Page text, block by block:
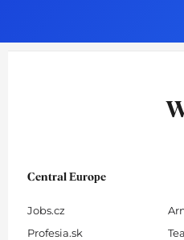
o
g
d
b
Central Europe
Jobs.cz
Profesia.sk